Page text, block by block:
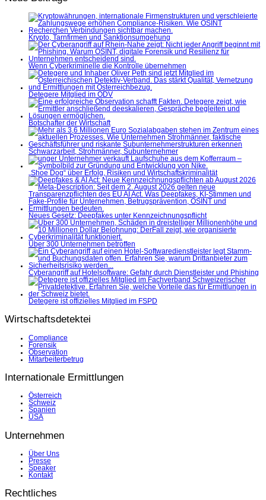
Krypto, Tarnfirmen und Sanktionsumgehung
Wenn Cyberkriminelle die Kontrolle übernehmen
Detegere Mitglied im ÖDV
Botschafter der Wirtschaft
Schwarzarbeit, Strohmänner, Subunternehmer
„Shoe Dog“ über Erfolg, Risiken und Wirtschaftskriminalität
Neues Gesetz: Deepfakes unter Kennzeichnungspflicht
Über 300 Unternehmen betroffen
Cyberangriff auf Hotelsoftware: Gefahr durch Dienstleister und Phishing
Detegere ist offizielles Mitglied im FSPD
Wirtschaftsdetektei
Compliance
Forensik
Observation
Mitarbeiterbetrug
Internationale Ermittlungen
Österreich
Schweiz
Spanien
USA
Unternehmen
Über Uns
Presse
Speaker
Kontakt
Rechtliches